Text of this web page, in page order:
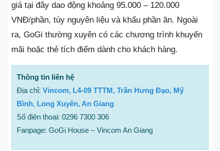
giá tại đây dao động khoảng 95.000 – 120.000
VNĐ/phần, tùy nguyên liệu và khẩu phần ăn. Ngoài
ra, GoGi thường xuyên có các chương trình khuyến
mãi hoặc thẻ tích điểm dành cho khách hàng.
Thông tin liên hệ
Địa chỉ: Vincom, L4-09 TTTM, Trần Hưng Đạo, Mỹ
Bình, Long Xuyên, An Giang
Số điện thoại: 0296 7300 306
Fanpage: GoGi House – Vincom An Giang